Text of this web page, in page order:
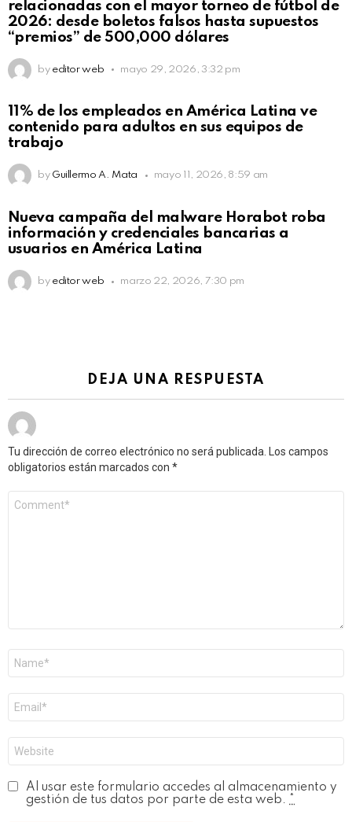
relacionadas con el mayor torneo de fútbol de
2026: desde boletos falsos hasta supuestos
“premios” de 500,000 dólares
by editor web mayo 29, 2026, 3:32 pm
11% de los empleados en América Latina ve
contenido para adultos en sus equipos de
trabajo
by Guillermo A. Mata mayo 11, 2026, 8:59 am
Nueva campaña del malware Horabot roba
información y credenciales bancarias a
usuarios en América Latina
by editor web marzo 22, 2026, 7:30 pm
DEJA UNA RESPUESTA
Tu dirección de correo electrónico no será publicada.
Los campos
obligatorios están marcados con *
electrónico
*
Al usar este formulario accedes al almacenamiento y
gestión de tus datos por parte de esta web.